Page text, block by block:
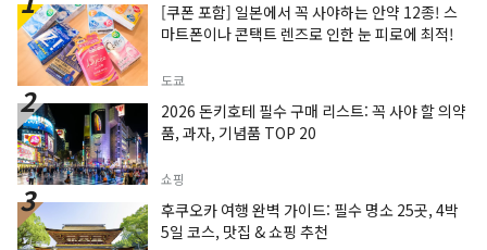
[쿠폰 포함] 일본에서 꼭 사야하는 안약 12종! 스
마트폰이나 콘택트 렌즈로 인한 눈 피로에 최적!
도쿄
2026 돈키호테 필수 구매 리스트: 꼭 사야 할 의약
품, 과자, 기념품 TOP 20
쇼핑
후쿠오카 여행 완벽 가이드: 필수 명소 25곳, 4박
5일 코스, 맛집 & 쇼핑 추천